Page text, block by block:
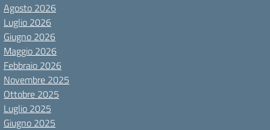
Agosto 2026
Luglio 2026
Giugno 2026
Maggio 2026
Febbraio 2026
Novembre 2025
Ottobre 2025
Luglio 2025
Giugno 2025